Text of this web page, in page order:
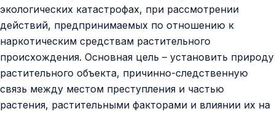
экологических катастрофах, при рассмотрении
действий, предпринимаемых по отношению к
наркотическим средствам растительного
происхождения. Основная цель – установить природу
растительного объекта, причинно-следственную
связь между местом преступления и частью
растения, растительными факторами и влиянии их на